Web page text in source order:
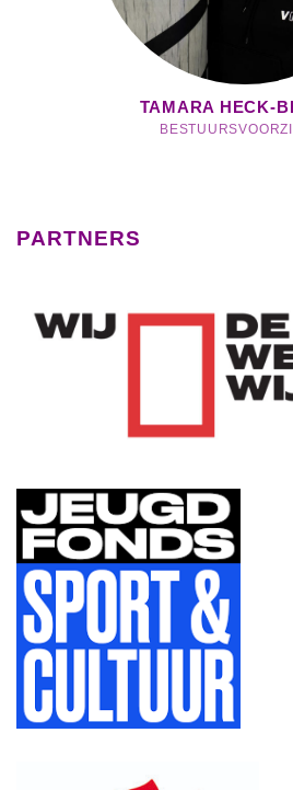
TAMARA HECK-
PARTNERS